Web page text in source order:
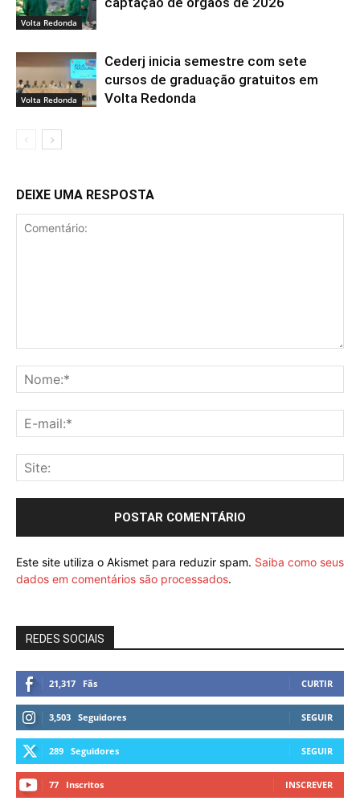
Volta Redonda
Volta Redonda
Cederj inicia semestre com sete
cursos de graduação gratuitos em
Volta Redonda
DEIXE UMA RESPOSTA
Este site utiliza o Akismet para reduzir spam. Saiba como seus
dados em comentários são processados.
REDES SOCIAIS
21,317 Fãs CURTIR
3,503 Seguidores SEGUIR
289 Seguidores SEGUIR
77 Inscritos INSCREVER